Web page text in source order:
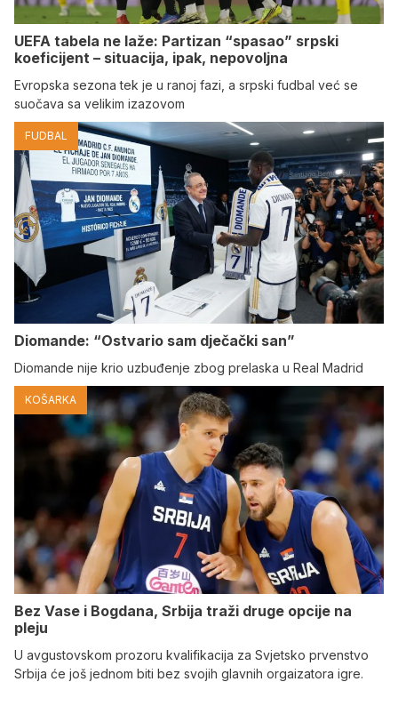
UEFA tabela ne laže: Partizan “spasao” srpski
koeficijent – situacija, ipak, nepovoljna
Evropska sezona tek je u ranoj fazi, a srpski fudbal već se
suočava sa velikim izazovom
FUDBAL
Diomande: “Ostvario sam dječački san”
Diomande nije krio uzbuđenje zbog prelaska u Real Madrid
KOŠARKA
Bez Vase i Bogdana, Srbija traži druge opcije na
pleju
U avgustovskom prozoru kvalifikacija za Svjetsko prvenstvo
Srbija će još jednom biti bez svojih glavnih orgaizatora igre.